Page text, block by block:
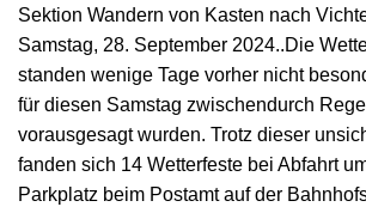
Sektion Wandern von Kasten nach
Samstag, 28. September 2024..Die
standen wenige Tage vorher nicht
für diesen Samstag zwischendurch
vorausgesagt wurden. Trotz dieser
fanden sich 14 Wetterfeste bei Abfahrt
Parkplatz beim Postamt auf der